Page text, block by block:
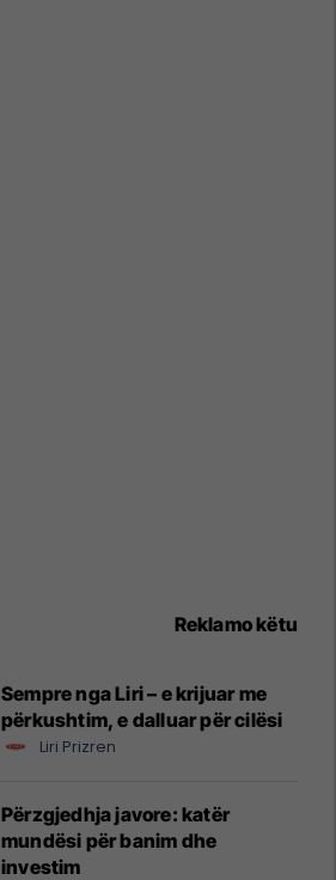
Reklamo këtu
Sempre nga Liri – e krijuar me
përkushtim, e dalluar për cilësi
Liri Prizren
Përzgjedhja javore: katër
mundësi për banim dhe
investim